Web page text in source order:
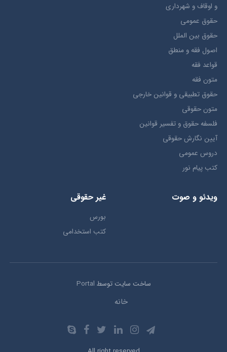
و اوقاف و شهرداری
حقوق عمومی
حقوق بين الملل
اصول فقه و منطق
قواعد فقه
متون فقه
حقوق تطبيقي و قوانین خارجی
متون حقوقي
فلسفه حقوق و تفسیر قوانین
آیین نگارش حقوقی
دروس عمومی
کتب پیام نور
ویدئو و صوت غیر حقوقی
بورس
کتب استخدامی
ساخت سایت توسط Portal
خانه